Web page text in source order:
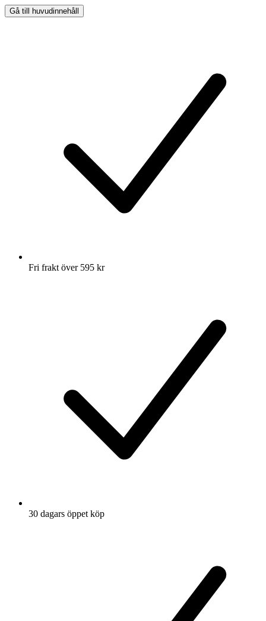
Gå till huvudinnehåll
Fri frakt över 595 kr
30 dagars öppet köp